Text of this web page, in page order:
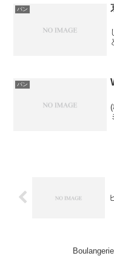
パン
パン